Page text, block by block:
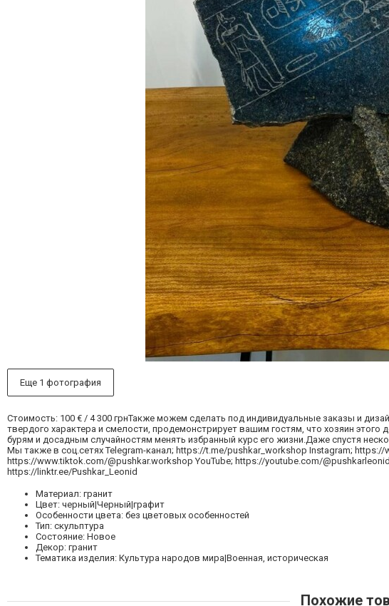
Еще 1 фотография
Стоимость: 100 € / 4 300 грнТакже можем сделать под индивидуальные заказы и
твердого характера и смелости, продемонстрирует вашим гостям, что хозяин
бурям и досадным случайностям менять избранный курс его жизни.Даже спустя
Мы также в соц.сетях Telegram-канал; https://t.me/pushkar_workshop Instagram;
https://www.tiktok.com/@pushkar.workshop YouTube; https://youtube.com/
https://linktr.ee/Pushkar_Leonid
Материал: гранит
Цвет: черный|Черный|графит
Особенности цвета: без цветовых особенностей
Тип: скульптура
Состояние: Новое
Декор: гранит
Тематика изделия: Культура народов мира|Военная, историческая
Похожие